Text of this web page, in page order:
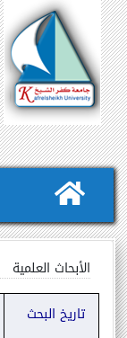
الأبحاث العلمية
تاريخ البحث